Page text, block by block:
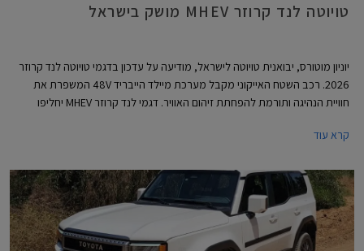
טויוטה לנד קרוזר MHEV מושק בישראל
יוניון מוטורס, יבואנית טויוטה לישראל, מודיעה על עדכון בדגמי טויוטה לנד קרוזר
2026. רכב השטח האייקוני מקבל מערכת מיילד הייבריד 48V המשפרת את
חוויית הנהיגה ותורמת להפחתת זיהום האוויר. דגמי לנד קרוזר MHEV יחליפו
קרא עוד